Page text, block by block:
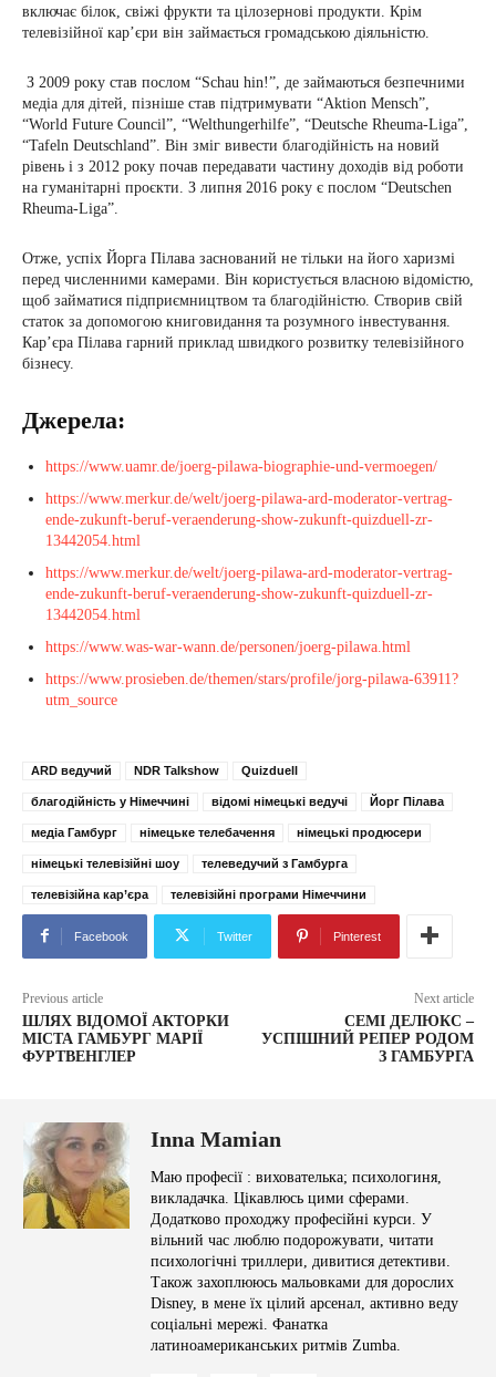
включає білок, свіжі фрукти та цілозернові продукти. Крім
телевізійної кар’єри він займається громадською діяльністю.
З 2009 року став послом “Schau hin!”, де займаються безпечними
медіа для дітей, пізніше став підтримувати “Aktion Mensch”,
“World Future Council”, “Welthungerhilfe”, “Deutsche Rheuma-Liga”,
“Tafeln Deutschland”. Він зміг вивести благодійність на новий
рівень і з 2012 року почав передавати частину доходів від роботи
на гуманітарні проєкти. З липня 2016 року є послом “Deutschen
Rheuma-Liga”.
Отже, успіх Йорга Пілава заснований не тільки на його харизмі
перед численними камерами. Він користується власною відомістю,
щоб займатися підприємництвом та благодійністю. Створив свій
статок за допомогою книговидання та розумного інвестування.
Кар’єра Пілава гарний приклад швидкого розвитку телевізійного
бізнесу.
Джерела:
https://www.uamr.de/joerg-pilawa-biographie-und-vermoegen/
https://www.merkur.de/welt/joerg-pilawa-ard-moderator-vertrag-
ende-zukunft-beruf-veraenderung-show-zukunft-quizduell-zr-
13442054.html
https://www.merkur.de/welt/joerg-pilawa-ard-moderator-vertrag-
ende-zukunft-beruf-veraenderung-show-zukunft-quizduell-zr-
13442054.html
https://www.was-war-wann.de/personen/joerg-pilawa.html
https://www.prosieben.de/themen/stars/profile/jorg-pilawa-63911?
utm_source
ARD ведучий NDR Talkshow Quizduell
благодійність у Німеччині відомі німецькі ведучі Йорг Пілава
медіа Гамбург німецьке телебачення німецькі продюсери
німецькі телевізійні шоу телеведучий з Гамбурга
телевізійна кар’єра телевізійні програми Німеччини
Facebook Twitter Pinterest
Previous article
ШЛЯХ ВІДОМОЇ АКТОРКИ
МІСТА ГАМБУРГ МАРІЇ
ФУРТВЕНГЛЕР
Next article
СЕМІ ДЕЛЮКС –
УСПІШНИЙ РЕПЕР РОДОМ
З ГАМБУРГА
Inna Mamian
Маю професії : вихователька; психологиня,
викладачка. Цікавлюсь цими сферами.
Додатково проходжу професійні курси. У
вільний час люблю подорожувати, читати
психологічні триллери, дивитися детективи.
Також захоплююсь мальовками для дорослих
Disney, в мене їх цілий арсенал, активно веду
соціальні мережі. Фанатка
латиноамериканських ритмів Zumba.